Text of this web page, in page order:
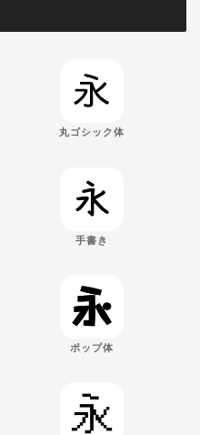
丸ゴシック体
手書き
ポップ体